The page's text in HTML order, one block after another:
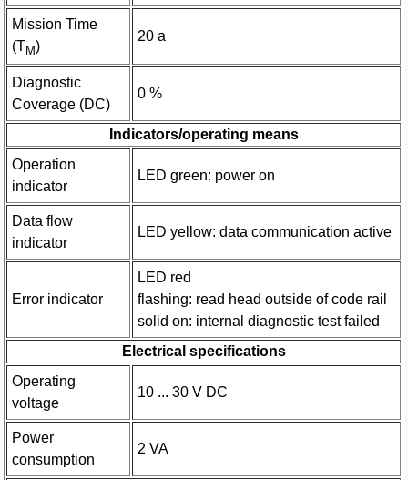
Mission Time
(TM)
20 a
Diagnostic
Coverage (DC)
0 %
Indicators/operating means
Operation
indicator
LED green: power on
Data flow
indicator
LED yellow: data communication active
Error indicator
LED red
flashing: read head outside of code rail
solid on: internal diagnostic test failed
Electrical specifications
Operating
voltage
10 ... 30 V DC
Power
consumption
2 VA